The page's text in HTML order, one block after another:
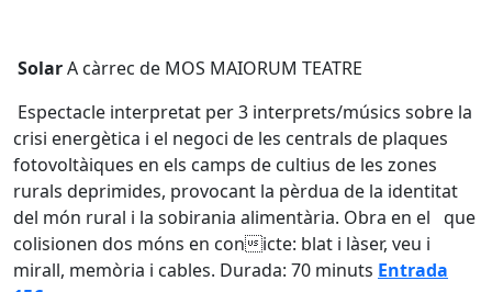
SolarA càrrec de MOS MAIORUM TEATRE
Espectacle interpretat per 3 interprets/músics sobre la
crisi energètica i el negoci de les centrals de plaques
fotovoltàiques en els camps de cultius de les zones
rurals deprimides, provocant la pèrdua de la identitat
del món rural i la sobirania alimentària. Obra en el que
colisionen dos móns en conicte: blat i làser, veu i
mirall, memòria i cables. Durada: 70 minuts Entrada